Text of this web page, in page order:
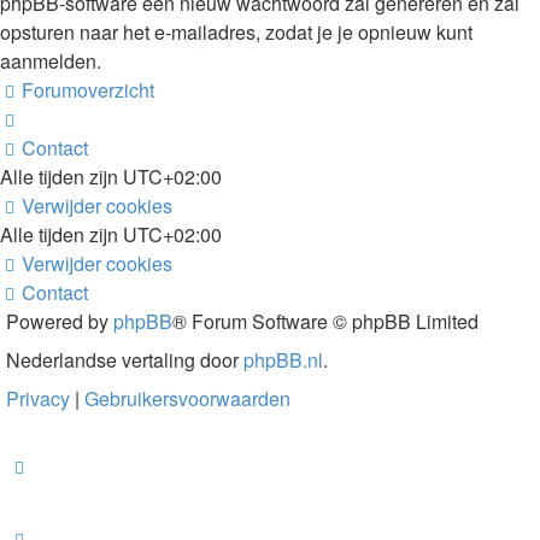
opsturen naar het e-mailadres, zodat je je opnieuw kunt
aanmelden.
Forumoverzicht
Contact
Alle tijden zijn UTC+02:00
Verwijder cookies
Alle tijden zijn UTC+02:00
Verwijder cookies
Contact
Powered by phpBB® Forum Software © phpBB Limited
Nederlandse vertaling doorphpBB.nl.
Privacy | Gebruikersvoorwaarden